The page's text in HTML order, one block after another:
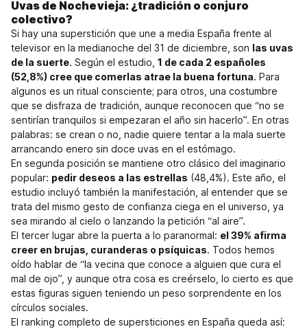
Uvas de Nochevieja: ¿tradición o conjuro
colectivo?
Si hay una superstición que une a media España frente al
televisor en la medianoche del 31 de diciembre, son las uvas
de la suerte. Según el estudio, 1 de cada 2 españoles
(52,8%) cree que comerlas atrae la buena fortuna. Para
algunos es un ritual consciente; para otros, una costumbre
que se disfraza de tradición, aunque reconocen que “no se
sentirían tranquilos si empezaran el año sin hacerlo”. En otras
palabras: se crean o no, nadie quiere tentar a la mala suerte
arrancando enero sin doce uvas en el estómago.
En segunda posición se mantiene otro clásico del imaginario
popular: pedir deseos a las estrellas (48,4%). Este año, el
estudio incluyó también la manifestación, al entender que se
trata del mismo gesto de confianza ciega en el universo, ya
sea mirando al cielo o lanzando la petición “al aire”.
El tercer lugar abre la puerta a lo paranormal: el 39% afirma
creer en brujas, curanderas o psíquicas. Todos hemos
oído hablar de “la vecina que conoce a alguien que cura el
mal de ojo”, y aunque otra cosa es creérselo, lo cierto es que
estas figuras siguen teniendo un peso sorprendente en los
círculos sociales.
El ranking completo de supersticiones en España queda así: